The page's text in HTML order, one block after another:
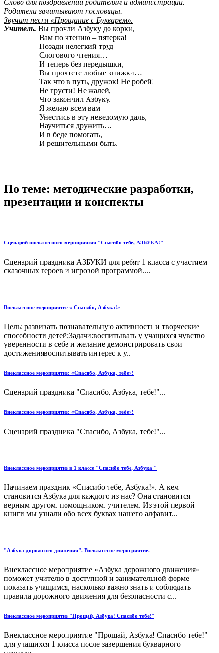
Слово для поздравлений родителям и администрации.
Родители зачитывают пословицы.
Звучит песня «Прощание с Букварем».
Учитель. Вы прочли Азбуку до корки,
Вам по чтению – пятерка!
Позади нелегкий труд
Слогового чтения…
И теперь без передышки,
Вы прочтете любые книжки…
Так что в путь, дружок! Не робей!
Не грусти! Не жалей,
Что закончил Азбуку.
Я желаю всем вам
Унестись в эту неведомую даль,
Научиться дружить…
И в беде помогать,
И решительными быть.
По теме: методические разработки,
презентации и конспекты
Сценарий внеклассного мероприятия "Спасибо тебе, АЗБУКА!"
Сценарий праздника АЗБУКИ для ребят 1 класса с участием
сказочных героев и игровой программой....
Внеклассное мероприятие « Спасибо, Азбука!»
Цель: развивать познавательную активность и творческие
способности детей;Задачи:воспитывать у учащихся чувство
уверенности в себе и желание демонстрировать свои
достижениявоспитывать интерес к у...
Внеклассное мероприятие: «Спасибо, Азбука, тебе»!
Сценарий праздника "Спасибо, Азбука, тебе!"...
Внеклассное мероприятие: «Спасибо, Азбука, тебе»!
Сценарий праздника "Спасибо, Азбука, тебе!"...
Внеклассное мероприятие в 1 классе "Спасибо тебе, Азбука!"
Начинаем праздник «Спасибо тебе, Азбука!». А кем
становится Азбука для каждого из нас? Она становится
верным другом, помощником, учителем. Из этой первой
книги мы узнали обо всех буквах нашего алфавит...
"Азбука дорожного движения". Внеклассное мероприятие.
Внеклассное мероприятие «Азбука дорожного движения»
поможет учителю в доступной и занимательной форме
показать учащимся, насколько важно знать и соблюдать
правила дорожного движения для безопасности с...
Внеклассное мероприятие "Прощай, Азбука! Спасибо тебе!"
Внеклассное мероприятие "Прощай, Азбука! Спасибо тебе!"
для учащихся 1 класса после завершения букварного